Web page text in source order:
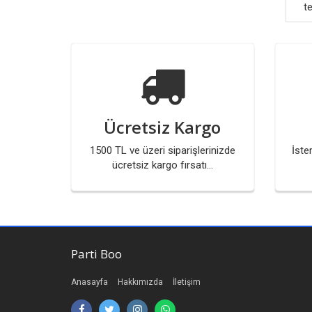
Ücretsiz Kargo
1500 TL ve üzeri siparişlerinizde
ücretsiz kargo fırsatı...
Parti Boo
Anasayfa Hakkımızda İletişim